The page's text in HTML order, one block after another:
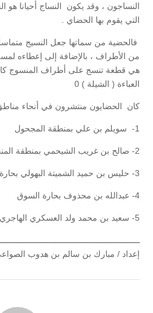
النساجون ، وقد يكون النساج أحيانا
التي يقوم بها الحضاي .
فالحضية من سماتها جعل النسيج
من الأطراف ، بالإضافة إلى إعطاءه
هي قطعة تنسج على أطراف المنسوج
العباءة ( الشيلة ) 0
كان الحضايون منتشرون في أنحاء
1- سويلم بن علي بمنطقة المجحول
2- صالح بن غريب الشيحمي بمنطقة المنجرد
3- حليس بن حميد الشميتة البهولي بحارة السوق
4- عبدالله بن محذوف بحارة السوق
5- سعيد بن محمد ولد العسكري الهاجري بمنطقة المنجرد
إعداد / مبارك بن سالم بن هدوب